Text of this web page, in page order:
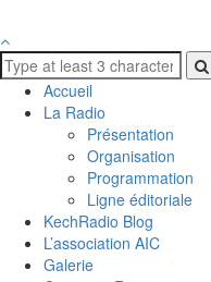
Accueil
La Radio
Présentation
Organisation
Programmation
Ligne éditoriale
KechRadio Blog
L’association AIC
Galerie